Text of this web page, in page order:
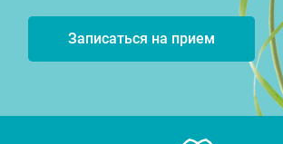
Записаться на прием